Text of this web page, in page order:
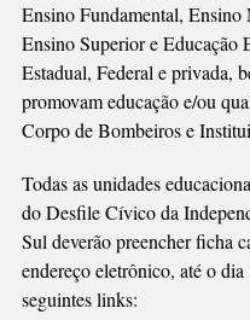
Ensino Fundamental,
Ensino Superior e Educação
Estadual, Federal e privada,
promovam educação e/ou
Corpo de Bombeiros e
Todas as unidades
do Desfile Cívico da
Sul deverão preencher ficha
endereço eletrônico, até o
seguintes links: